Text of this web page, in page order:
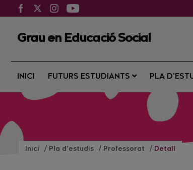
Grau en Educació Social
INICI FUTURS ESTUDIANTS PLA
Inici Pla d’estudis Professorat Detall